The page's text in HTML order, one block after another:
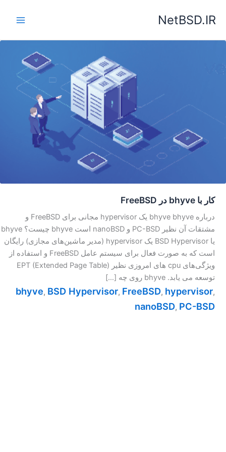
NetBSD.IR
کار با bhyve در FreeBSD
درباره bhyve bhyve یک hypervisor مجانی برای FreeBSD و
مشتقات آن نظیر PC-BSD و nanoBSD است bhyve چیست؟ bhyve
یا BSD Hypervisor یک hypervisor (مدیر ماشین‌های مجازی) رایگان
است که به صورت فعال برای سیستم عامل FreeBSD و استفاده از
ویژگی‌های cpu های امروزی نظیر ‎EPT (Extended Page Table)‎
توسعه می یابد. bhyve روی چه […]
bhyve, BSD Hypervisor, FreeBSD, hypervisor,
nanoBSD, PC-BSD